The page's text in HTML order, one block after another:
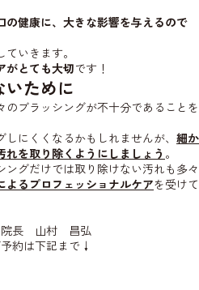
健康に、大きな影響を与えるので
いきます。
がとても大切です！
ために
ブラッシングが不十分であることを
にくくなるかもしれませんが、 細か
を取り除くようにしましょう 。
グだけでは取り除けない汚れも多々
よるプロフェッショナルケアを受けて
長 山村 昌弘
約は下記まで↓